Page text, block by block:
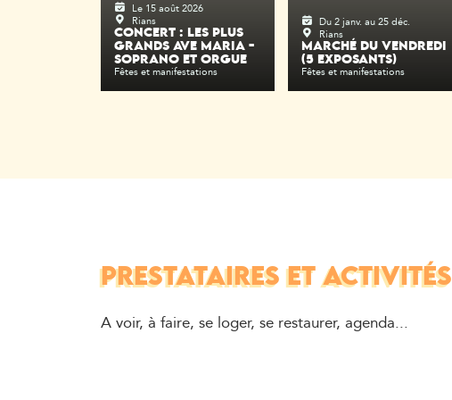
Le 15 août 2026
Rians
CONCERT : LES PLUS
GRANDS AVE MARIA -
SOPRANO ET ORGUE
Fêtes et manifestations
Du 2 janv. au 25 déc.
Rians
MARCHÉ DU VENDREDI
(5 EXPOSANTS)
Fêtes et manifestations
PRESTATAIRES ET ACTIVITÉS
A voir, à faire, se loger, se restaurer, agenda...